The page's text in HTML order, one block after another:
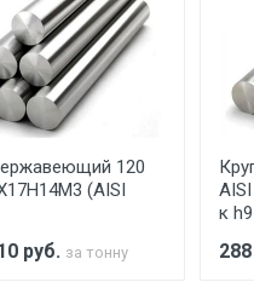
подъезные пути для
120
(AISI
руб. за тонну
к